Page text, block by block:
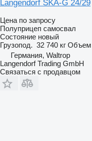
Langendorf SKA-G 24/29
Цена по запросу
Полуприцеп самосвал
Состояние новый
Грузопод. 32 740 кг Объем
Германия, Waltrop
Langendorf Trading GmbH
Связаться с продавцом